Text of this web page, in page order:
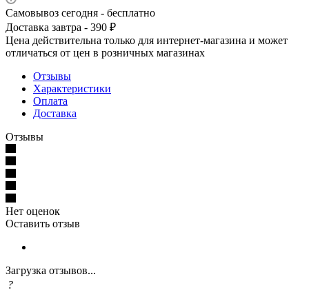
Самовывоз сегодня - бесплатно
Доставка завтра - 390 ₽
Цена действительна только для интернет-магазина и может
отличаться от цен в розничных магазинах
Отзывы
Характеристики
Оплата
Доставка
Отзывы
Нет оценок
Оставить отзыв
Загрузка отзывов...
?